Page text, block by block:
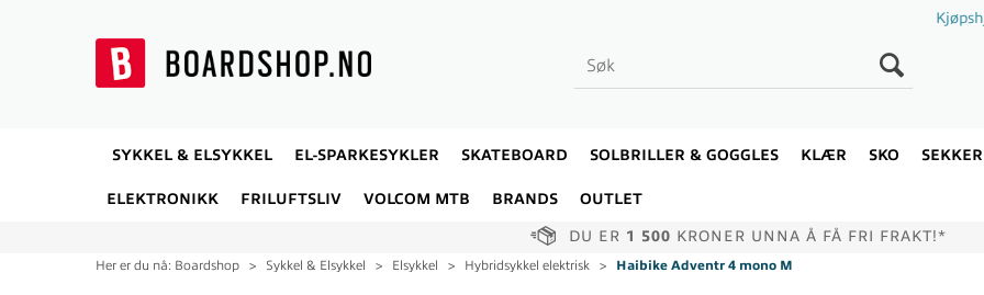
SYKKEL & ELSYKKEL EL-SPARKESYKLER SKATEBOARD SOLBRILLER & GOGGLES KLÆR SKO
ELEKTRONIKK FRILUFTSLIV VOLCOM MTB BRANDS OUTLET
DU ER 1 500 KRONER UNNA Å FÅ FRI FRAKT!*
Her er du nå: Boardshop > Sykkel & Elsykkel > Elsykkel > Hybridsykkel elektrisk > Haibike Adventr 4 mono M